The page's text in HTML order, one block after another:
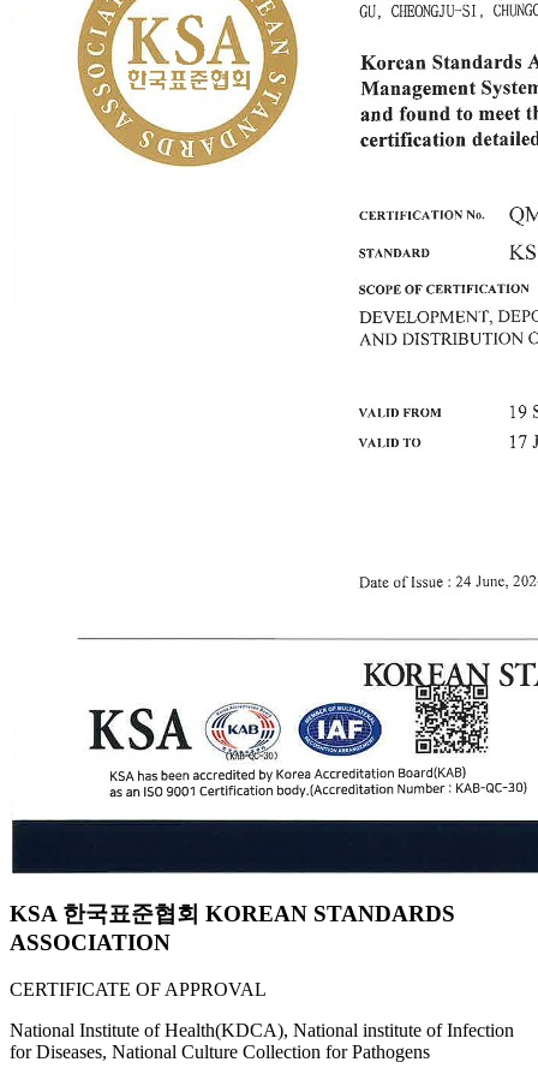
KSA 한국표준협회 KOREAN STANDARDS
ASSOCIATION
CERTIFICATE OF APPROVAL
National Institute of Health(KDCA), National institute of Infection
for Diseases, National Culture Collection for Pathogens